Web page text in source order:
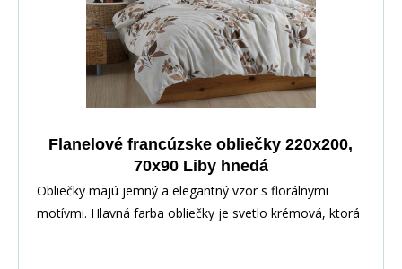
Flanelové francúzske obliečky 220x200,
70x90 Liby hnedá
Obliečky majú jemný a elegantný vzor s florálnymi
motívmi. Hlavná farba obliečky je svetlo krémová, ktorá